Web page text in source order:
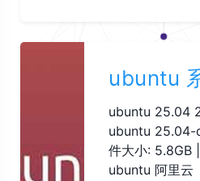
ubuntu
ubuntu 25.04
ubuntu
件大小: 5.8GB
ubuntu 阿里云